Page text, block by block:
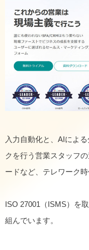
入力自動化と、AIによ
クを行う営業スタッフ
ードなど、テレワーク
ISO 27001（ISMS）を
組んでいます。